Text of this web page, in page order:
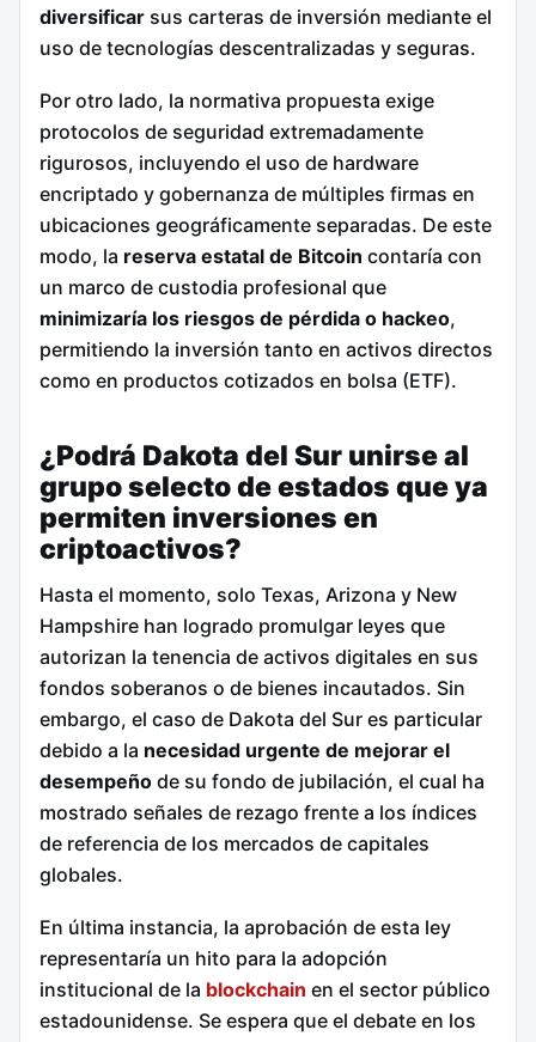
diversificar sus carteras de inversión mediante el
uso de tecnologías descentralizadas y seguras.
Por otro lado, la normativa propuesta exige
protocolos de seguridad extremadamente
rigurosos, incluyendo el uso de hardware
encriptado y gobernanza de múltiples firmas en
ubicaciones geográficamente separadas. De este
modo, la reserva estatal de Bitcoin contaría con
un marco de custodia profesional que
minimizaría los riesgos de pérdida o hackeo,
permitiendo la inversión tanto en activos directos
como en productos cotizados en bolsa (ETF).
¿Podrá Dakota del Sur unirse al
grupo selecto de estados que ya
permiten inversiones en
criptoactivos?
Hasta el momento, solo Texas, Arizona y New
Hampshire han logrado promulgar leyes que
autorizan la tenencia de activos digitales en sus
fondos soberanos o de bienes incautados. Sin
embargo, el caso de Dakota del Sur es particular
debido a la necesidad urgente de mejorar el
desempeño de su fondo de jubilación, el cual ha
mostrado señales de rezago frente a los índices
de referencia de los mercados de capitales
globales.
En última instancia, la aprobación de esta ley
representaría un hito para la adopción
institucional de la blockchain en el sector público
estadounidense. Se espera que el debate en los